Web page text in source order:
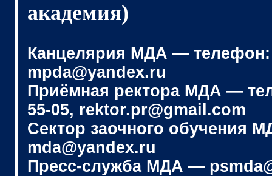
академия)
Канцелярия МДА — телефон:
mpda@yandex.ru
Приёмная ректора МДА —
55-05, rektor.pr@gmail.com
Сектор заочного обучения
mda@yandex.ru
Пресс-служба МДА —